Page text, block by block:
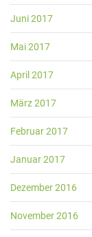
Juni 2017
Mai 2017
April 2017
März 2017
Februar 2017
Januar 2017
Dezember 2016
November 2016